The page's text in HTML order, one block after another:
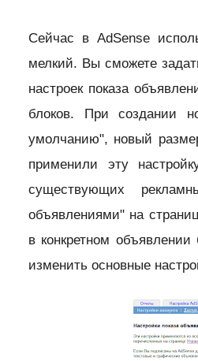
Сейчас в AdSense
мелкий. Вы сможете
настроек показа
блоков. При создании
умолчанию", новый
применили эту
существующих
объявлениями" на
в конкретном
изменить основные